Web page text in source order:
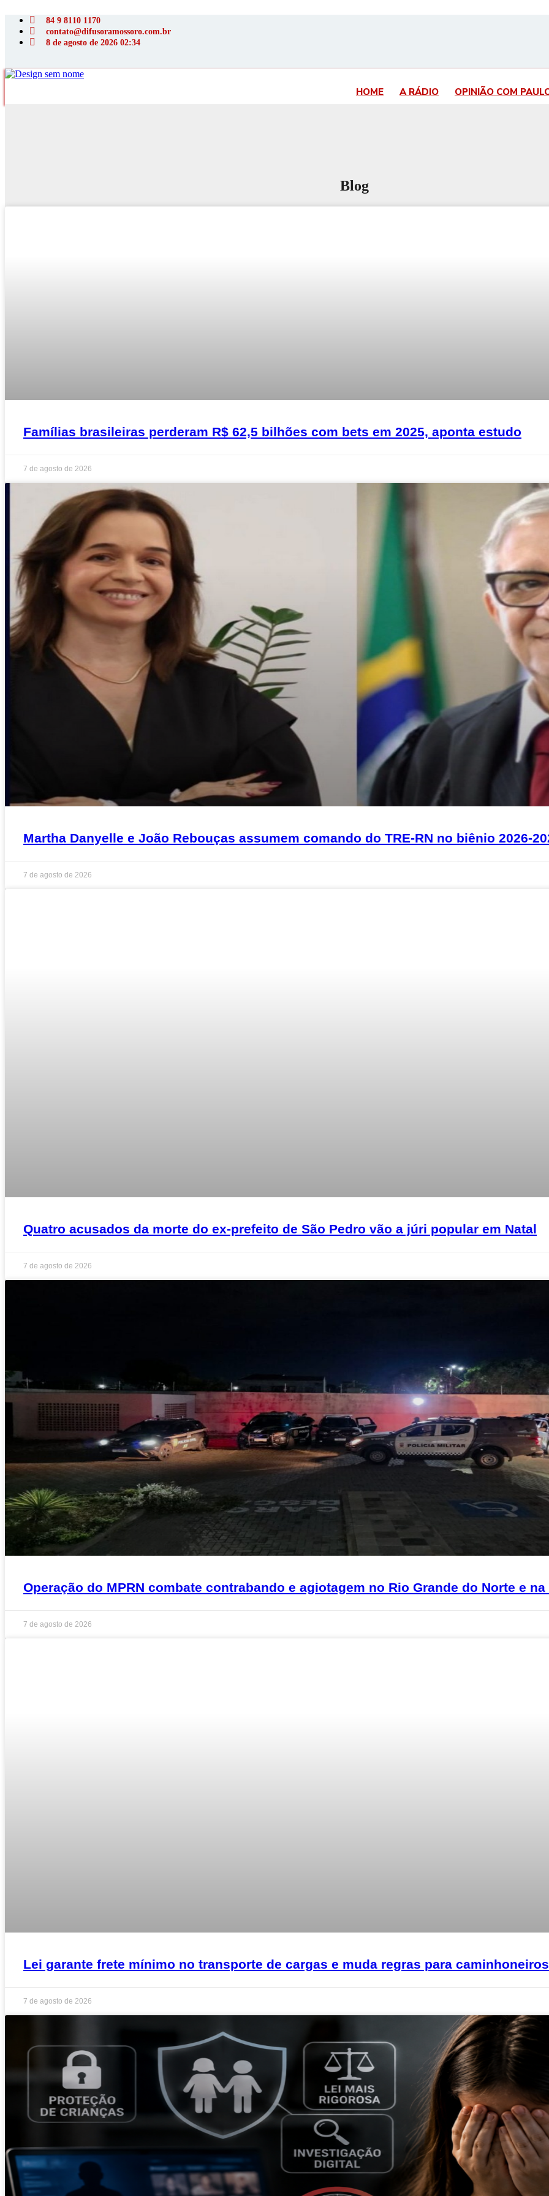
para
conteúdo
84 9 8110 1170
contato@difusoramossoro.com.br
8 de agosto de 2026 02:34
HOME A RÁDIO OPINIÃO COM
Blog
Famílias brasileiras perderam R$ 62,5 bilhões com bets em 2025, aponta estudo
7 de agosto de 2026
Martha Danyelle e João Rebouças assumem comando do TRE-RN no biênio 2026-
7 de agosto de 2026
Quatro acusados da morte do ex-prefeito de São Pedro vão a júri popular em Natal
7 de agosto de 2026
Operação do MPRN combate contrabando e agiotagem no Rio Grande do Norte e na
7 de agosto de 2026
Lei garante frete mínimo no transporte de cargas e muda regras para caminhoneiros
7 de agosto de 2026